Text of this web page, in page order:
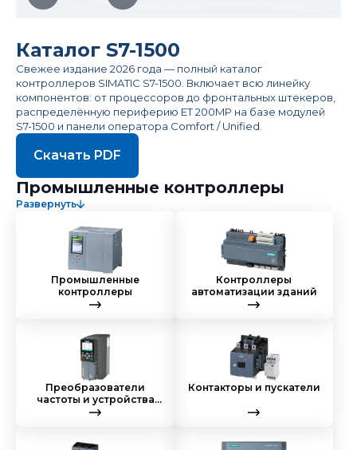
Каталог S7-1500
Свежее издание 2026 года — полный каталог
контроллеров SIMATIC S7-1500. Включает всю линейку
компонентов: от процессоров до фронтальных штекеров,
распределённую периферию ET 200MP на базе модулей
S7-1500 и панели оператора Comfort / Unified.
Скачать PDF
Промышленные контроллеры
Развернуть
Промышленные
контроллеры
Контроллеры
автоматизации зданий
Преобразователи
частоты и устройства
плавного пуска
Контакторы и пускатели